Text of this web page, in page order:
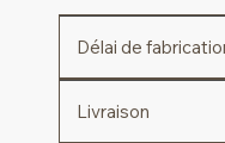
Délai de
Livraison